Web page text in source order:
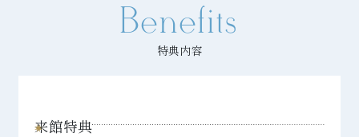
Benefits
特典内容
来館特典